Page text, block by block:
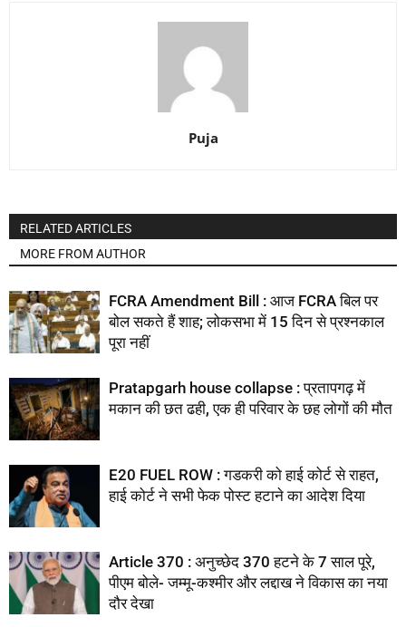
Puja
RELATED ARTICLES
MORE FROM AUTHOR
FCRA Amendment Bill : आज FCRA बिल पर
बोल सकते हैं शाह; लोकसभा में 15 दिन से प्रश्नकाल
पूरा नहीं
Pratapgarh house collapse : प्रतापगढ़ में
मकान की छत ढही, एक ही परिवार के छह लोगों की मौत
E20 FUEL ROW : गडकरी को हाई कोर्ट से राहत,
हाई कोर्ट ने सभी फेक पोस्ट हटाने का आदेश दिया
Article 370 : अनुच्छेद 370 हटने के 7 साल पूरे,
पीएम बोले- जम्मू-कश्मीर और लद्दाख ने विकास का नया
दौर देखा